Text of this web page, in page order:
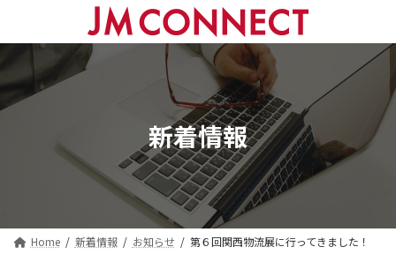
テ
ツ
ス
ゲ
シ
ン
新着情報
Home 新着情報 お知らせ 第６回関西物流展に行ってきました！